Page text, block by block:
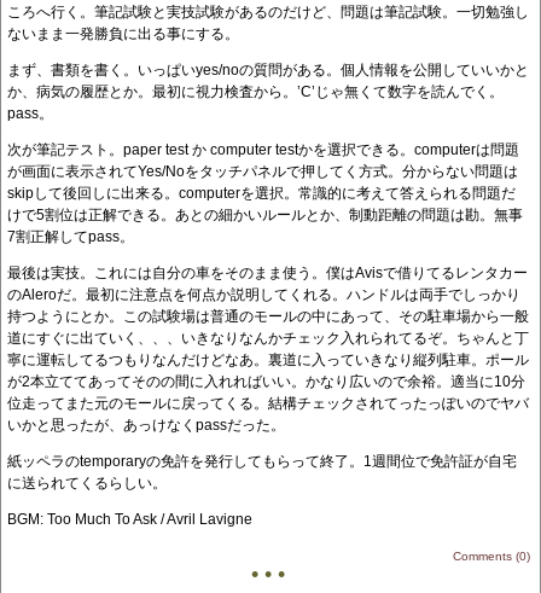
ころへ行く。筆記試験と実技試験があるのだけど、問題は筆記試験。一切勉強し
ないまま一発勝負に出る事にする。
まず、書類を書く。いっぱいyes/noの質問がある。個人情報を公開していいかと
か、病気の履歴とか。最初に視力検査から。’C’じゃ無くて数字を読んでく。
pass。
次が筆記テスト。paper test か computer testかを選択できる。computerは問題
が画面に表示されてYes/Noをタッチパネルで押してく方式。分からない問題は
skipして後回しに出来る。computerを選択。常識的に考えて答えられる問題だ
けで5割位は正解できる。あとの細かいルールとか、制動距離の問題は勘。無事
7割正解してpass。
最後は実技。これには自分の車をそのまま使う。僕はAvisで借りてるレンタカー
のAleroだ。最初に注意点を何点か説明してくれる。ハンドルは両手でしっかり
持つようにとか。この試験場は普通のモールの中にあって、その駐車場から一般
道にすぐに出ていく、、、いきなりなんかチェック入れられてるぞ。ちゃんと丁
寧に運転してるつもりなんだけどなあ。裏道に入っていきなり縦列駐車。ポール
が2本立ててあってそのの間に入れればいい。かなり広いので余裕。適当に10分
位走ってまた元のモールに戻ってくる。結構チェックされてったっぽいのでヤバ
いかと思ったが、あっけなくpassだった。
紙ッペラのtemporaryの免許を発行してもらって終了。1週間位で免許証が自宅
に送られてくるらしい。
BGM: Too Much To Ask / Avril Lavigne
Comments (0)
• • •